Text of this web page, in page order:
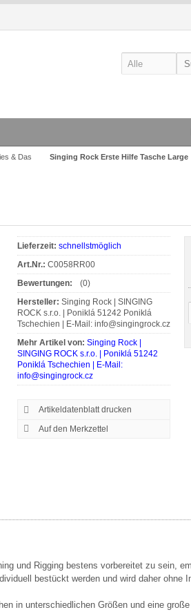
& Das Singing Rock Erste Hilfe Tasche Large
Lieferzeit: schnellstmöglich
Art.Nr.: C0058RR00
Bewertungen:
(0)
Hersteller: Singing Rock | SINGING
ROCK s.r.o. | Poniklá 51242 Poniklá
Tschechien | E-Mail: info@singingrock.cz
Mehr Artikel von: Singing Rock |
SINGING ROCK s.r.o. | Poniklá 51242
Poniklá Tschechien | E-Mail:
info@singingrock.cz
Artikeldatenblatt drucken
und Rigging bestens vorbereitet zu sein,
bestückt werden und wird daher ohne
in unterschiedlichen Größen und eine